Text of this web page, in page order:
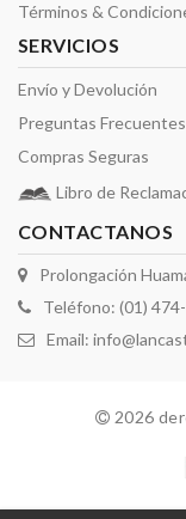
Términos &
SERVICIOS
Envío y Devolución
Preguntas Frecuentes
Compras Seguras
Libro de
CONTACTANOS
Prolongación
Teléfono: (01)
Email:
2026